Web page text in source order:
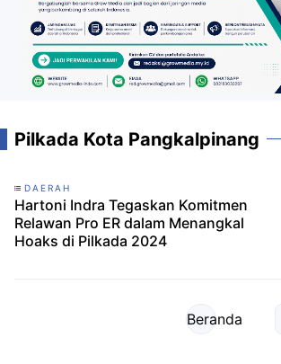
Pilkada Kota Pangkalpinang
DAERAH
Hartoni Indra Tegaskan Komitmen
Relawan Pro ER dalam Menangkal
Hoaks di Pilkada 2024
Beranda